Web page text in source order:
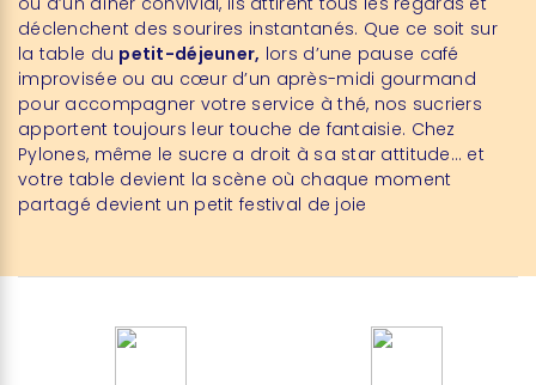
déclenchent des sourires instantanés. Que ce soit sur
la table du petit-déjeuner, lors d’une pause café
improvisée ou au cœur d’un après-midi gourmand
pour accompagner votre service à thé, nos sucriers
apportent toujours leur touche de fantaisie. Chez
Pylones, même le sucre a droit à sa star attitude… et
votre table devient la scène où chaque moment
partagé devient un petit festival de joie